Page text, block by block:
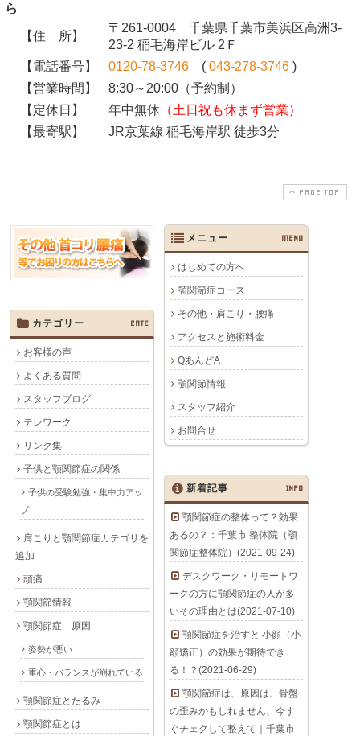
ら
【住 所】
〒261-0004 千葉県千葉市美浜区高洲3-
23-2 稲毛海岸ビル 2Ｆ
【電話番号】
0120-78-3746 ( 043-278-3746 )
【営業時間】
8:30～20:00（予約制）
【定休日】
年中無休 （土日祝も休まず営業）
【最寄駅】
JR京葉線 稲毛海岸駅 徒歩3分
PAGE TOP
メニュー MENU
はじめての方へ
顎関節症コース
その他・肩こり・腰痛
アクセスと施術料金
QあんどA
顎関節情報
スタッフ紹介
お問合せ
カテゴリー CATE
お客様の声
よくある質問
スタッフブログ
テレワーク
リンク集
子供と顎関節症の関係
子供の受験勉強・集中力アッ
プ
肩こりと顎関節症カテゴリを
追加
頭痛
顎関節情報
顎関節症 原因
姿勢が悪い
重心・バランスが崩れている
顎関節症とたるみ
顎関節症とは
新着記事 INFO
顎関節症の整体って？効果
あるの？：千葉市 整体院（顎
関節症整体院）(2021-09-24)
デスクワーク・リモートワ
ークの方に顎関節症の人が多
いその理由とは(2021-07-10)
顎関節症を治すと 小顔（小
顔矯正）の効果が期待でき
る！？(2021-06-29)
顎関節症は、原因は、骨盤
の歪みかもしれません、今す
ぐチェクして整えて｜千葉市